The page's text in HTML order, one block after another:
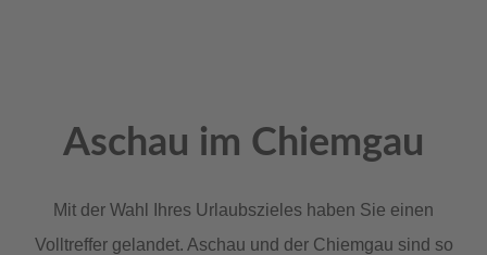
Aschau im Chiemgau
Mit der Wahl Ihres Urlaubszieles haben Sie einen
Volltreffer gelandet. Aschau und der Chiemgau sind so